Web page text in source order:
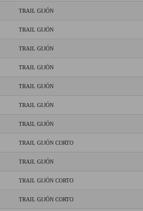
TRAIL GIJÓN
TRAIL GIJÓN
TRAIL GIJÓN
TRAIL GIJÓN
TRAIL GIJÓN
TRAIL GIJÓN
TRAIL GIJÓN
TRAIL GIJÓN CORTO
TRAIL GIJÓN
TRAIL GIJÓN CORTO
TRAIL GIJÓN CORTO